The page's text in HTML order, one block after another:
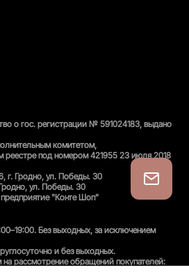
о гос. регистрации № 591024183, выдано
комитетом,
реестре под номером 421955 23 июля 2018
г. Гродно, ул. Победы. 30
ул. Победы. 30
"Конте Шоп"
Без выходных, за исключением
и без выходных.
рассмотрение обращений покупателей: